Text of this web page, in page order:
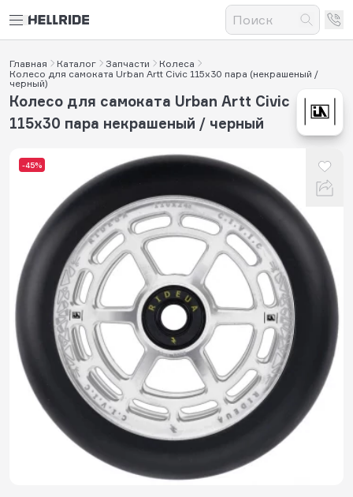
Главная Каталог Запчасти
Колеса
Колесо для самоката Urban Artt Civic 115x30 пара (некрашеный /
черный)
-45%
Колесо для самоката Urban Artt Civic
115x30 пара некрашеный / черный